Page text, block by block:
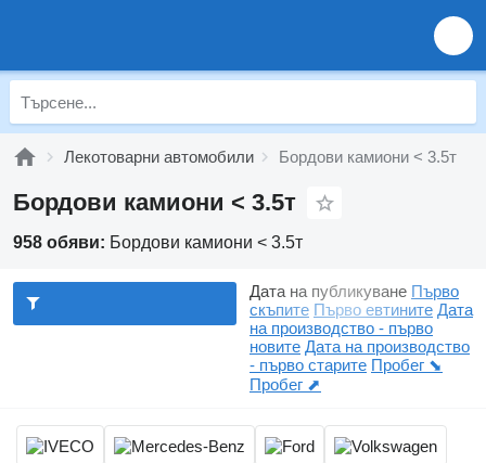
Лекотоварни автомобили Бордови камиони < 3.5т
Бордови камиони < 3.5т
958 обяви: Бордови камиони < 3.5т
Дата на публикуване Първо
скъпите Първо евтините Дата
на производство - първо
новите Дата на производство
- първо старите Пробег ⬊
Пробег ⬈